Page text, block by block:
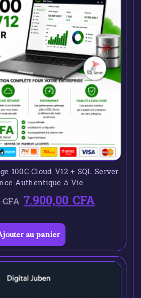
100C Cloud V12 + SQL Server
Authentique à Vie
CFA 7.900,00CFA
au panier